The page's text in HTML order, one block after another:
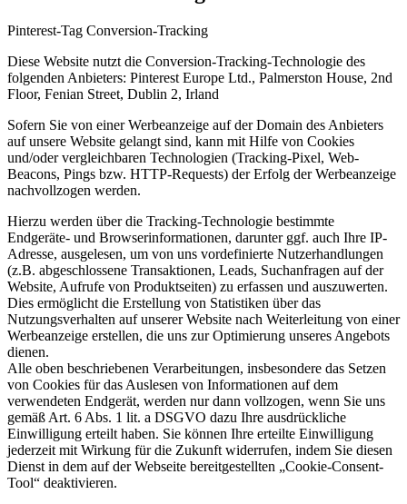
Pinterest-Tag Conversion-Tracking
Diese Website nutzt die Conversion-Tracking-Technologie des
folgenden Anbieters: Pinterest Europe Ltd., Palmerston House, 2nd
Floor, Fenian Street, Dublin 2, Irland
Sofern Sie von einer Werbeanzeige auf der Domain des Anbieters
auf unsere Website gelangt sind, kann mit Hilfe von Cookies
und/oder vergleichbaren Technologien (Tracking-Pixel, Web-
Beacons, Pings bzw. HTTP-Requests) der Erfolg der Werbeanzeige
nachvollzogen werden.
Hierzu werden über die Tracking-Technologie bestimmte
Endgeräte- und Browserinformationen, darunter ggf. auch Ihre IP-
Adresse, ausgelesen, um von uns vordefinierte Nutzerhandlungen
(z.B. abgeschlossene Transaktionen, Leads, Suchanfragen auf der
Website, Aufrufe von Produktseiten) zu erfassen und auszuwerten.
Dies ermöglicht die Erstellung von Statistiken über das
Nutzungsverhalten auf unserer Website nach Weiterleitung von einer
Werbeanzeige erstellen, die uns zur Optimierung unseres Angebots
dienen.
Alle oben beschriebenen Verarbeitungen, insbesondere das Setzen
von Cookies für das Auslesen von Informationen auf dem
verwendeten Endgerät, werden nur dann vollzogen, wenn Sie uns
gemäß Art. 6 Abs. 1 lit. a DSGVO dazu Ihre ausdrückliche
Einwilligung erteilt haben. Sie können Ihre erteilte Einwilligung
jederzeit mit Wirkung für die Zukunft widerrufen, indem Sie diesen
Dienst in dem auf der Webseite bereitgestellten „Cookie-Consent-
Tool“ deaktivieren.